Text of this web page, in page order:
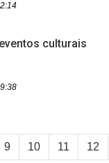
culturais
9 10 11 12